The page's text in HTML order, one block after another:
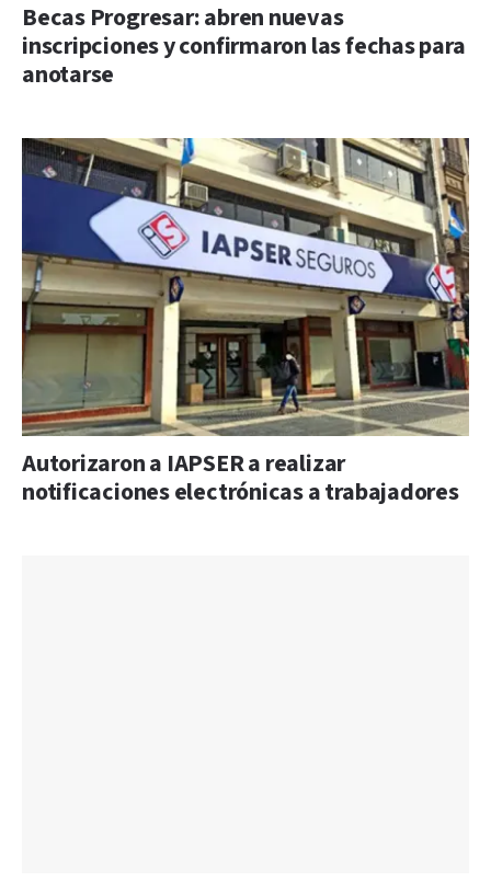
Becas Progresar: abren nuevas
inscripciones y confirmaron las fechas para
anotarse
Autorizaron a IAPSER a realizar
notificaciones electrónicas a trabajadores